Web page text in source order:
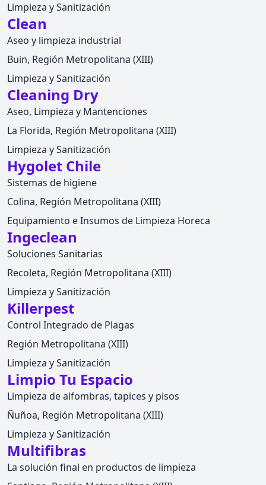
Limpieza y Sanitización
Clean
Aseo y limpieza industrial
Buin, Región Metropolitana (XIII)
Limpieza y Sanitización
Cleaning Dry
Aseo, Limpieza y Mantenciones
La Florida, Región Metropolitana (XIII)
Limpieza y Sanitización
Hygolet Chile
Sistemas de higiene
Colina, Región Metropolitana (XIII)
Equipamiento e Insumos de Limpieza Horeca
Ingeclean
Soluciones Sanitarias
Recoleta, Región Metropolitana (XIII)
Limpieza y Sanitización
Killerpest
Control Integrado de Plagas
Región Metropolitana (XIII)
Limpieza y Sanitización
Limpio Tu Espacio
Limpieza de alfombras, tapices y pisos
Ñuñoa, Región Metropolitana (XIII)
Limpieza y Sanitización
Multifibras
La solución final en productos de limpieza